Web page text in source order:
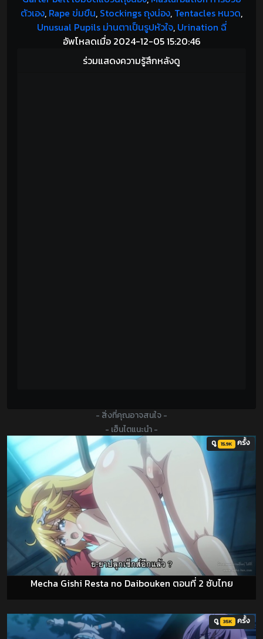
ตัวเอง, Rape ข่มขืน, Stockings ถุงน่อง, Tentacles หนวด,
Unusual Pupils ม่านตาเป็นรูปหัวใจ, Urination ฉี่
อัพโหลดเมื่อ 2024-12-05 15:20:46
ร่วมแสดงความรู้สึกหลังดู
- สิ่งที่คุณอาจสนใจ -
- เฮ็นไตแนะนำ -
Mecha Gishi Resta no Daibouken ตอนที่ 2 ซับไทย
ดู 15.9K ครั้ง
ดู 35K ครั้ง